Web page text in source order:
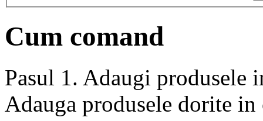
Cum comand
Pasul 1. Adaugi produsele
Adauga produsele dorite